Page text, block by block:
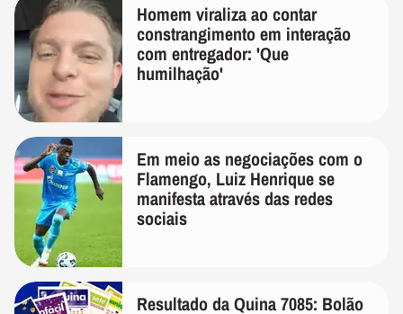
Homem viraliza ao contar
constrangimento em interação
com entregador: 'Que
humilhação'
Em meio as negociações com o
Flamengo, Luiz Henrique se
manifesta através das redes
sociais
Resultado da Quina 7085: Bolão